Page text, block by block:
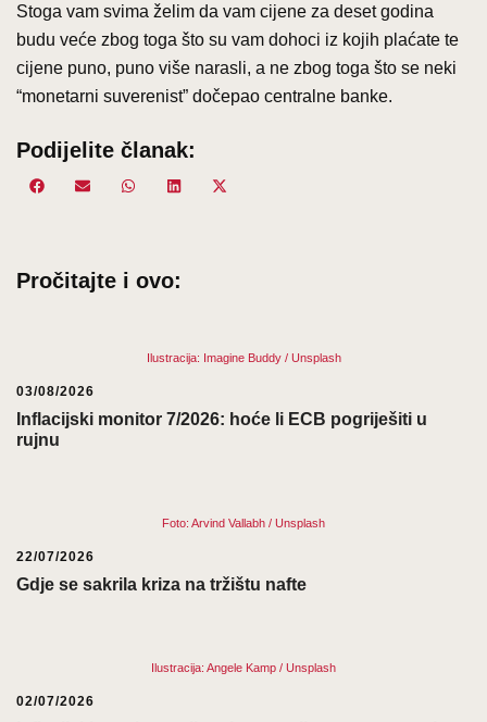
Stoga vam svima želim da vam cijene za deset godina
budu veće zbog toga što su vam dohoci iz kojih plaćate te
cijene puno, puno više narasli, a ne zbog toga što se neki
“monetarni suverenist” dočepao centralne banke.
Podijelite članak:
Share
FacebookShare
Email
Share
WhatsAppShare
LinkedIn
Pročitajte i ovo:
Ilustracija: Imagine Buddy / Unsplash
03/08/2026
Inflacijski monitor 7/2026: hoće li ECB pogriješiti u
rujnu
Foto: Arvind Vallabh / Unsplash
22/07/2026
Gdje se sakrila kriza na tržištu nafte
Ilustracija: Angele Kamp / Unsplash
02/07/2026